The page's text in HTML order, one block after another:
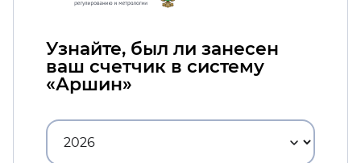
Узнайте, был ли занесен
ваш счетчик в систему
«Аршин»